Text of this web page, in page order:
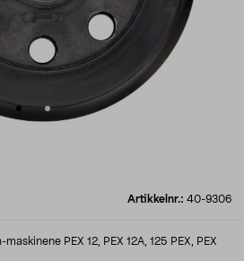
Artikkelnr.: 40-9306
PEX 12, PEX 12A, 125 PEX, PEX